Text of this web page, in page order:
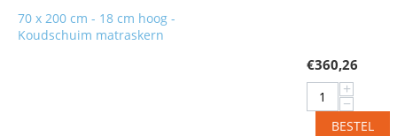
70 x 200 cm - 18 cm hoog -
Koudschuim matraskern
€360,26
+
−
BESTEL